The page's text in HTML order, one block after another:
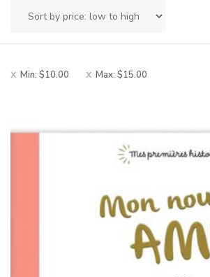
Min: $10.00 Max: $15.00